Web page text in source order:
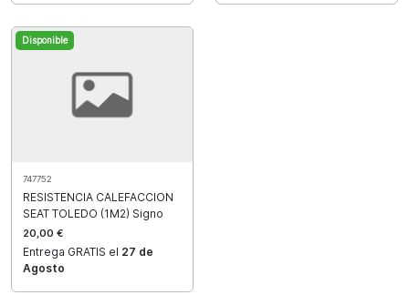
Disponible
747752
RESISTENCIA CALEFACCION
SEAT TOLEDO (1M2) Signo
20,00 €
Entrega GRATIS el 27 de
Agosto